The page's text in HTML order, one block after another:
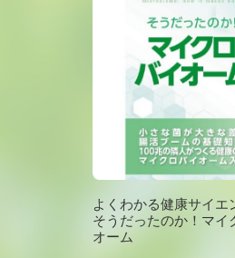
よくわかる健康サイエ
そうだったのか！マイ
オーム